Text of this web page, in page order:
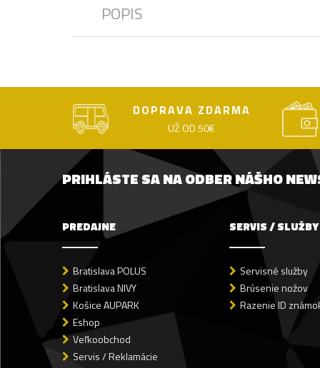
POPIS
DOPRAVA ZDARMA
UŽ OD 50€
PRIHLÁSTE SA NA ODBER NÁŠHO
PREDAJNE
Bratislava POLUS
Bratislava NIVY
Košice AUPARK
Eshop
Veľkoobchod
Servis / Reklamácie
SERVIS / SLUŽBY
Servisné služby
Brúsenie nožov
Razenie ID